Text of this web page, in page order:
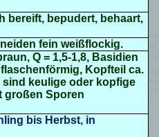
bereift, bepudert, behaart,
fein weißflockig.
Q = 1,5-1,8, Basidien
Kopfteil ca.
keulige oder kopfige
großen Sporen
bis Herbst, in